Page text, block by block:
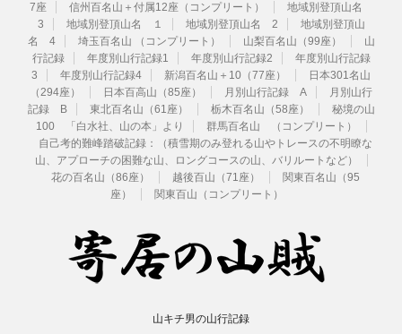
7座
信州百名山＋付属12座（コンプリート）
地域別登頂山名
3
地域別登頂山名 １ 地域別登頂山名 2
地域別登頂山
名 4
埼玉百名山 （コンプリート） 山梨百名山（99座）
山
行記録
年度別山行記録1 年度別山行記録2
年度別山行記録
3
年度別山行記録4 新潟百名山＋10（77座）
日本301名山
（294座）
日本百高山（85座） 月別山行記録 A
月別山行
記録 B
東北百名山（61座） 栃木百名山（58座）
秘境の山
100 「白水社、山の本」より
群馬百名山 （コンプリート）
自己考的難峰踏破記録：（積雪期のみ登れる山やトレースの不明瞭な
山、アプローチの困難な山、ロングコースの山、バリルートなど）
花の百名山（86座）
越後百山（71座）
関東百名山（95
座）
関東百山（コンプリート）
山キチ男の山行記録